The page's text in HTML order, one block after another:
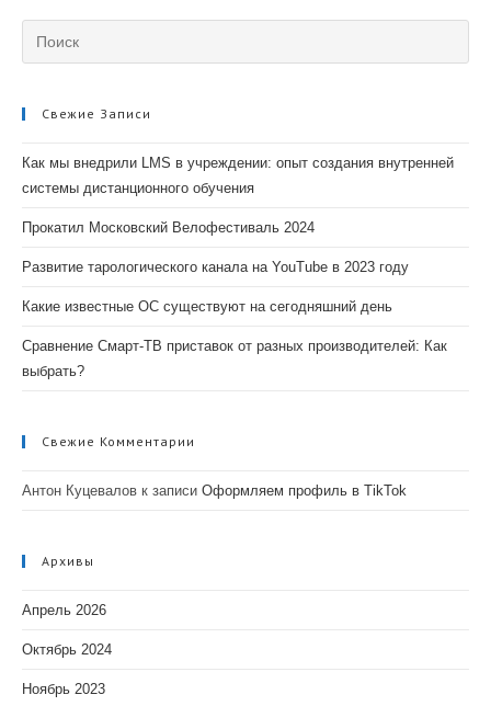
Свежие Записи
Как мы внедрили LMS в учреждении: опыт создания внутренней
системы дистанционного обучения
Прокатил Московский Велофестиваль 2024
Развитие тарологического канала на YouTube в 2023 году
Какие известные ОС существуют на сегодняшний день
Сравнение Смарт-ТВ приставок от разных производителей: Как
выбрать?
Свежие Комментарии
Антон Куцевалов к записи Оформляем профиль в TikTok
Архивы
Апрель 2026
Октябрь 2024
Ноябрь 2023